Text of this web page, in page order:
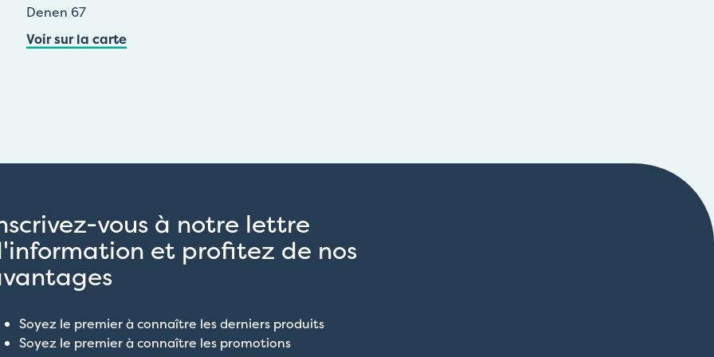
Denen 67
Voir sur la carte
vous à notre lettre
et profitez de nos
Soyez le premier à connaître les derniers produits
Soyez le premier à connaître les promotions